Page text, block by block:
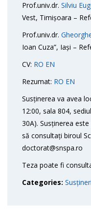
Prof.univ.dr. Silviu
Vest, Timișoara –
Prof.univ.dr.
Ioan Cuza”, Iași –
CV: RO EN
Rezumat: RO EN
Susținerea va avea
12:00, sala 804,
30A). Susținerea
să consultați biroul
doctorat@snspa.ro
Teza poate fi
Categories: Susțineri